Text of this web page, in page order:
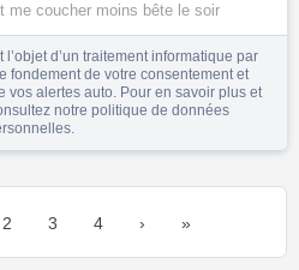
me coucher moins bête le soir
d’un traitement informatique par
fondement de votre consentement et
vos alertes auto. Pour en savoir plus et
notre politique de données
.
2 3 4 › »